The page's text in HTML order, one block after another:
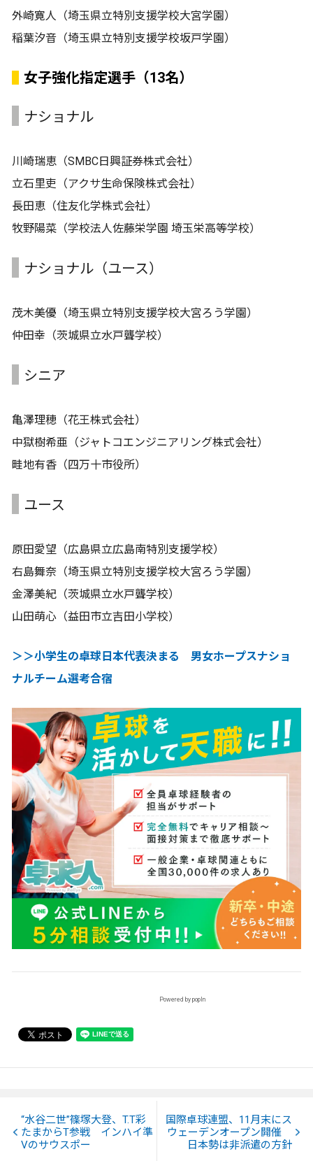
外崎寛人（埼玉県立特別支援学校大宮学園）
稲葉汐音（埼玉県立特別支援学校坂戸学園）
女子強化指定選手（13名）
ナショナル
川崎瑞恵（SMBC日興証券株式会社）
立石里吏（アクサ生命保険株式会社）
長田恵（住友化学株式会社）
牧野陽菜（学校法人佐藤栄学園 埼玉栄高等学校）
ナショナル（ユース）
茂木美優（埼玉県立特別支援学校大宮ろう学園）
仲田幸（茨城県立水戸聾学校）
シニア
亀澤理穂（花王株式会社）
中獄樹希亜（ジャトコエンジニアリング株式会社）
畦地有香（四万十市役所）
ユース
原田愛望（広島県立広島南特別支援学校）
右島舞奈（埼玉県立特別支援学校大宮ろう学園）
金澤美紀（茨城県立水戸聾学校）
山田萌心（益田市立吉田小学校）
＞＞小学生の卓球日本代表決まる 男女ホープスナショ
ナルチーム選考合宿
Powered by popIn
“水谷二世”篠塚大登、T.T彩
たまからT参戦 インハイ準
Vのサウスポー
国際卓球連盟、11月末にス
ウェーデンオープン開催
日本勢は非派遣の方針